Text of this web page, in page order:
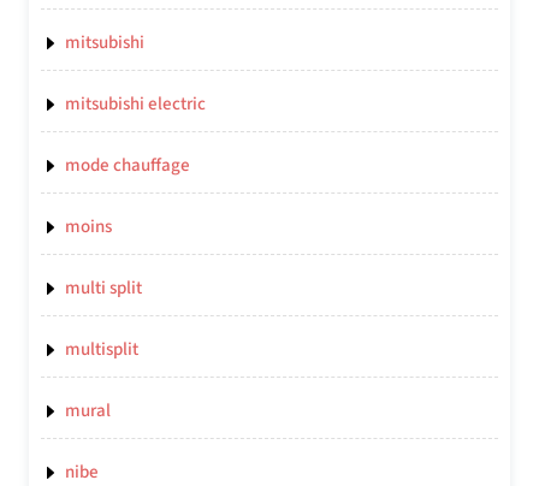
mitsubishi
mitsubishi electric
mode chauffage
moins
multi split
multisplit
mural
nibe